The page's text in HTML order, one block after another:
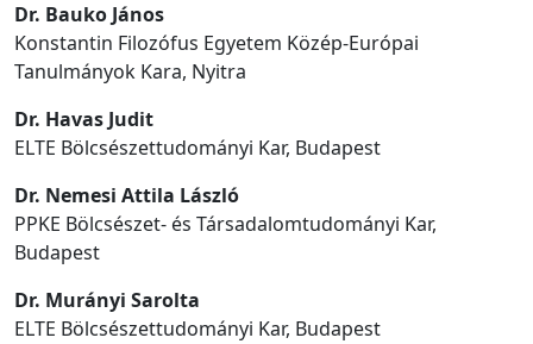
Dr. Bauko János
Konstantin Filozófus Egyetem Közép-Európai
Tanulmányok Kara, Nyitra
Dr. Havas Judit
ELTE Bölcsészettudományi Kar, Budapest
Dr. Nemesi Attila László
PPKE Bölcsészet- és Társadalomtudományi Kar,
Budapest
Dr. Murányi Sarolta
ELTE Bölcsészettudományi Kar, Budapest